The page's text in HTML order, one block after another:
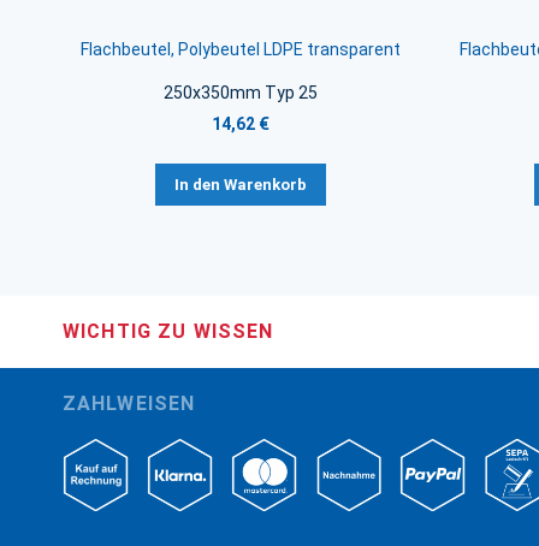
Flachbeutel, Polybeutel LDPE transparent
250x350mm Typ 25
14,62 €
In den Warenkorb
WICHTIG ZU WISSEN
ZAHLWEISEN